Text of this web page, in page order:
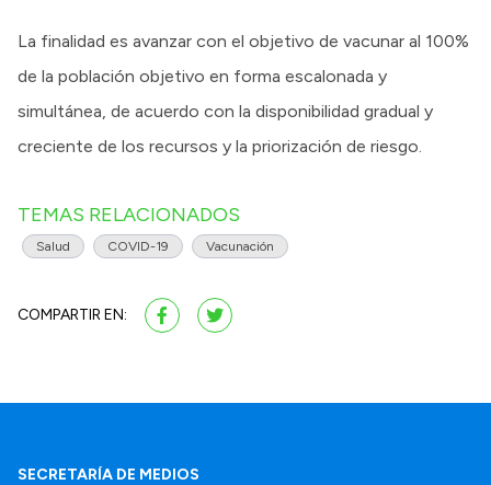
La finalidad es avanzar con el objetivo de vacunar al 100%
de la población objetivo en forma escalonada y
simultánea, de acuerdo con la disponibilidad gradual y
creciente de los recursos y la priorización de riesgo.
TEMAS RELACIONADOS
Salud COVID-19 Vacunación
COMPARTIR EN:
SECRETARÍA DE MEDIOS